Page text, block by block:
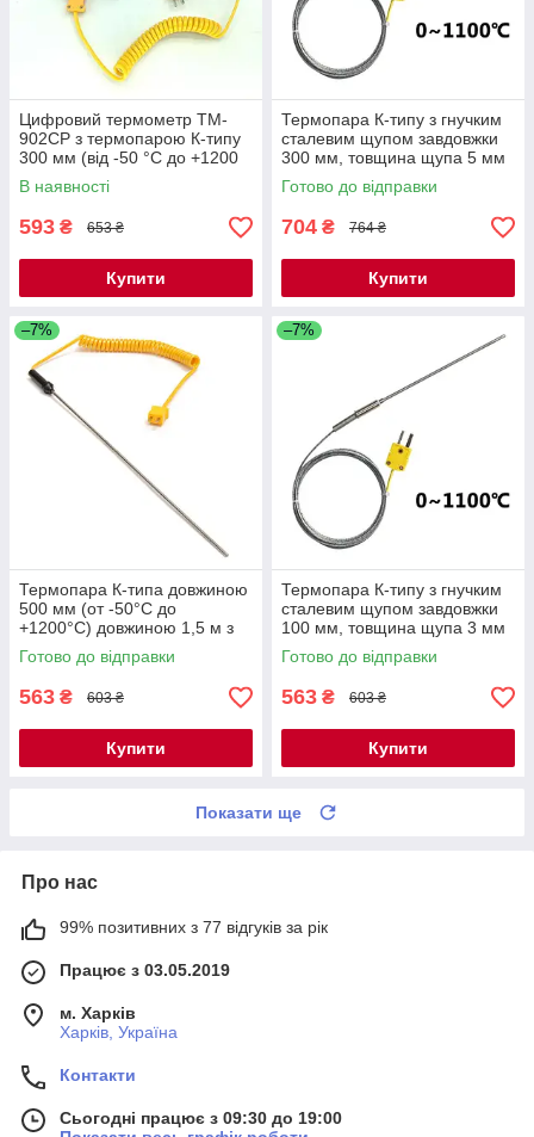
Цифровий термометр TM-
902CP з термопарою К-типу
300 мм (від -50 °C до +1200
°C)
В наявності
593 ₴ 653 ₴
Купити
Термопара К-типу з гнучким
сталевим щупом завдовжки
300 мм, товщина щупа 5 мм
(від 0 °C + до 1100 °C)
WRNK-191
Готово до відправки
704 ₴ 764 ₴
Купити
–7%
Термопара К-типа довжиною
500 мм (от -50°C до
+1200°C) довжиною 1,5 м з
сталевим щупом
Готово до відправки
563 ₴ 603 ₴
Купити
–7%
Термопара К-типу з гнучким
сталевим щупом завдовжки
100 мм, товщина щупа 3 мм
(від 0 °C + до 1100 °C)
WRNK-191
Готово до відправки
563 ₴ 603 ₴
Купити
Показати ще
Про нас
99% позитивних з 77 відгуків за рік
Працює з 03.05.2019
м. Харків
Харків, Україна
Контакти
Сьогодні працює з 09:30 до 19:00